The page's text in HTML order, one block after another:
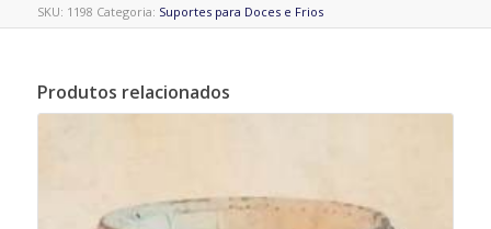
SKU: 1198 Categoria: Suportes para Doces e Frios
Produtos relacionados